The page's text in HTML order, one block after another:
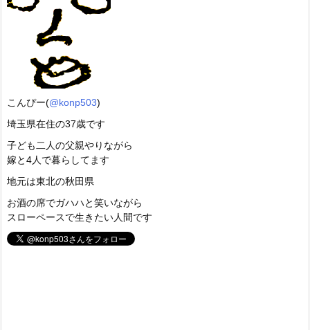
こんぴー(@konp503)
埼玉県在住の37歳です
子ども二人の父親やりながら
嫁と4人で暮らしてます
地元は東北の秋田県
お酒の席でガハハと笑いながら
スローペースで生きたい人間です